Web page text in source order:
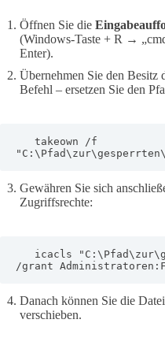
Öffnen Sie die
(Windows-Taste + R →
Enter).
Übernehmen Sie den Besitz
Befehl – ersetzen Sie den
Gewähren Sie sich
Zugriffsrechte:
/grant Administratoren:F
Danach können Sie die
verschieben.